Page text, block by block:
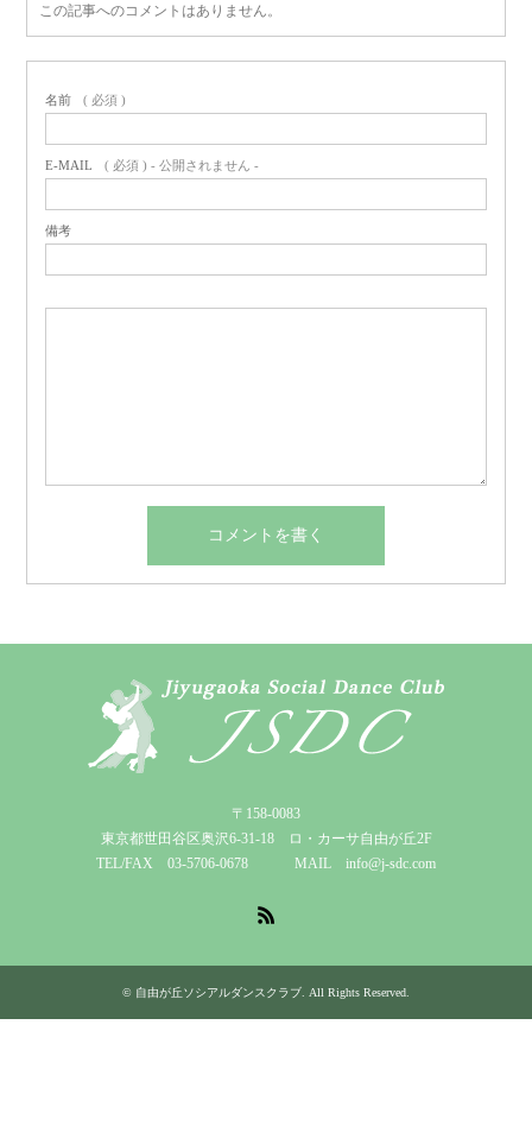
この記事へのコメントはありません。
名前 ( 必須 )
E-MAIL ( 必須 ) - 公開されません -
備考
〒158-0083
東京都世田谷区奥沢6-31-18 ロ・カーサ自由が丘2F
TEL/FAX 03-5706-0678 MAIL info@j-sdc.com
© 自由が丘ソシアルダンスクラブ . All Rights Reserved.